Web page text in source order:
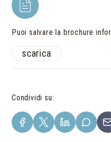
Puoi salvare la brochure
scarica
Condividi su: